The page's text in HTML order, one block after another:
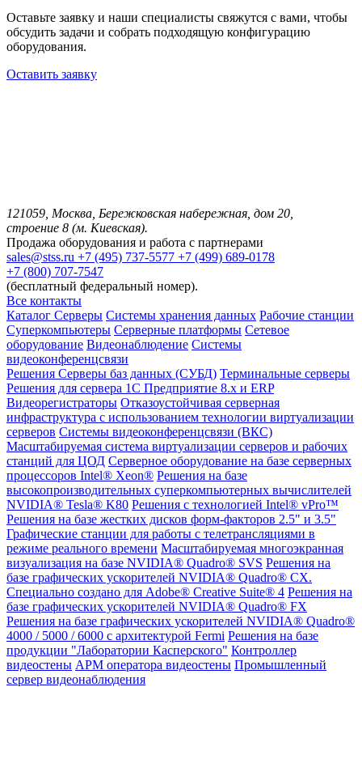
Оставьте заявку и наши специалисты свяжутся с вами, чтобы
обсудить задачи и собрать подходящую конфигурацию
оборудования.
Оставить заявку
121059, Москва, Бережковская набережная, дом 20,
строение 8 (м. Киевская).
Продажа оборудования и работа с партнерами
sales@stss.ru +7 (495) 737-5577 +7 (499) 689-0178
+7 (800) 707-7547
(бесплатный федеральный номер).
Все контакты
Каталог Серверы Системы хранения данных Рабочие станции
Суперкомпьютеры Серверные платформы Сетевое
оборудование Видеонаблюдение Системы
видеоконференцсвязи
Решения Серверы баз данных (СУБД) Терминальные серверы
Решения для сервера 1С Предприятие 8.x и ERP
Видеорегистраторы Отказоустойчивая серверная
инфраструктура с использованием технологии виртуализации
серверов Системы видеоконференцсвязи (ВКС)
Масштабируемая система виртуализации серверов и рабочих
станций для ЦОД Серверное оборудование на базе серверных
процессоров Intel® Xeon® Решения на базе
высокопроизводительных суперкомпьютерных вычислителей
NVIDIA® Tesla® K80 Решения с технологией Intel® vPro™
Решения на базе жестких дисков форм-факторов 2.5" и 3.5"
Графические станции для работы с телетрансляциями в
режиме реального времени Масштабируемая многоэкранная
визуализация на базе NVIDIA® Quadro® SVS Решения на
базе графических ускорителей NVIDIA® Quadro® CX.
Специально создано для Adobe® Creative Suite® 4 Решения на
базе графических ускорителей NVIDIA® Quadro® FX
Решения на базе графических ускорителей NVIDIA® Quadro®
4000 / 5000 / 6000 с архитектурой Fermi Решения на базе
продукции "Лаборатории Касперского" Контроллер
видеостены АРМ оператора видеостены Промышленный
сервер видеонаблюдения